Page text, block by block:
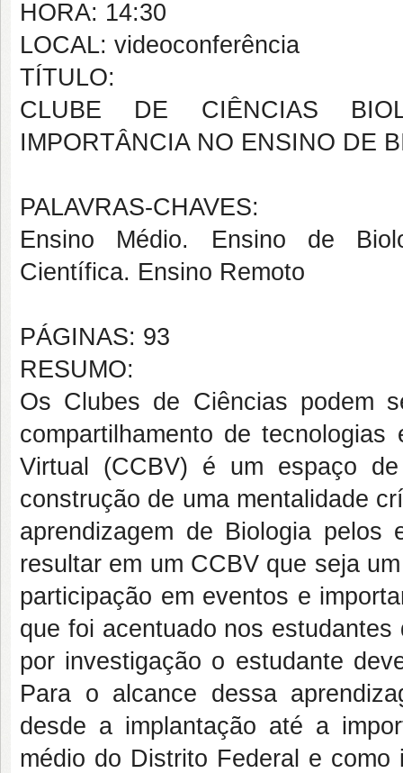
HORA: 14:30
LOCAL: videoconferência
TÍTULO:
CLUBE DE CIÊNCIAS
IMPORTÂNCIA NO ENSINO DE
PALAVRAS-CHAVES:
Ensino Médio. Ensino de
Científica. Ensino Remoto
PÁGINAS: 93
RESUMO:
Os Clubes de Ciências podem
compartilhamento de
Virtual (CCBV) é um espaço
construção de uma mentalidade
aprendizagem de Biologia pelos
resultar em um CCBV que seja
participação em eventos e
que foi acentuado nos
por investigação o estudante
Para o alcance dessa
desde a implantação até a
médio do Distrito Federal e